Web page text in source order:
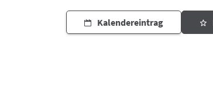
Kalendereintrag